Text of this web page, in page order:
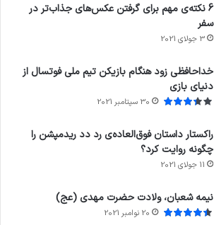
6 نکته‌ی مهم برای گرفتن عکس‌های جذاب‌تر در
سفر
3 جولای 2021
خداحافظی زود هنگام بازیکن تیم ملی فوتسال از
دنیای بازی
30 سپتامبر 2021
راکستار داستان فوق‌العاده‌ی رد دد ریدمپشن را
چگونه روایت کرد؟
11 جولای 2021
نیمه شعبان، ولادت حضرت مهدی (عج)
20 نوامبر 2021